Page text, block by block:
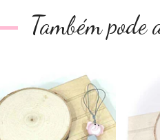
Também
Clip Chucha
Silicone